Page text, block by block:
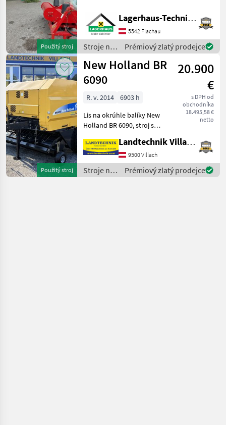
Použitý stroj
anschließend gewickelt. *
1xDW Steuergerät
erforderlich * elektro
Lagerhaus-Technik Flachau
5542 Flachau
Stroje na
zber
objemových
krmív /
Elho
Prémiový zlatý prodejce
Použitý stroj
New Holland BR
6090
20.900
€
s DPH od
obchodníka
18.495,58 €
netto
R. v. 2014
6903 h
Lis na okrúhle balíky New
Holland BR 6090, stroj s
s priemerom 1, 25 m, rezací
rotor s 15 nožmi,
komfortné ovládanie Bale
Command Plus, viaz
Landtechnik Villach GmbH
9500 Villach
Stroje na
zber
Prémiový zlatý prodejce